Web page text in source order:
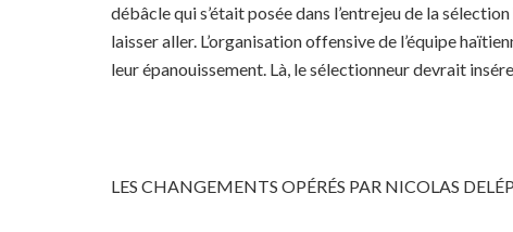
débâcle qui s’était posée dans l’entrejeu de la
laisser aller. L’organisation offensive de l’équipe
leur épanouissement. Là, le sélectionneur devrait
LES CHANGEMENTS OPÉRÉS PAR NICOLAS